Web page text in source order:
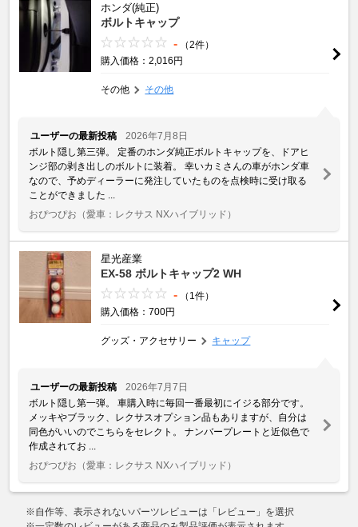
ホンダ(純正)
ボルトキャップ
-
（2件）
購入価格：2,016円
その他 その他
ユーザーの最新投稿
2026年7月8日
ボルト隠し第三弾。 定番のホンダ純正ボルトキャップを、ドアヒ
ンジ部の剥き出しのボルトに装着。 幸いカミさんの車がホンダ車
なので、予めディーラーに発注していたものを点検時に受け取る
ことができました ...
おぴつぴお （愛車：レクサス NXハイブリッド）
星光産業
EX-58 ボルトキャップ2 WH
-
（1件）
購入価格：700円
グッズ・アクセサリー キャップ
ユーザーの最新投稿
2026年7月7日
ボルト隠し第一弾。 車購入時に毎回一番最初にイジる部分です。
メッキやブラック、レクサスオプション品もありますが、自分は
同色がいいのでこちらをセレクト。 ナンバープレートと近似色で
作成されてお ...
おぴつぴお （愛車：レクサス NXハイブリッド）
※自作等、表示されないパーツレビューは「レビュー」を選択